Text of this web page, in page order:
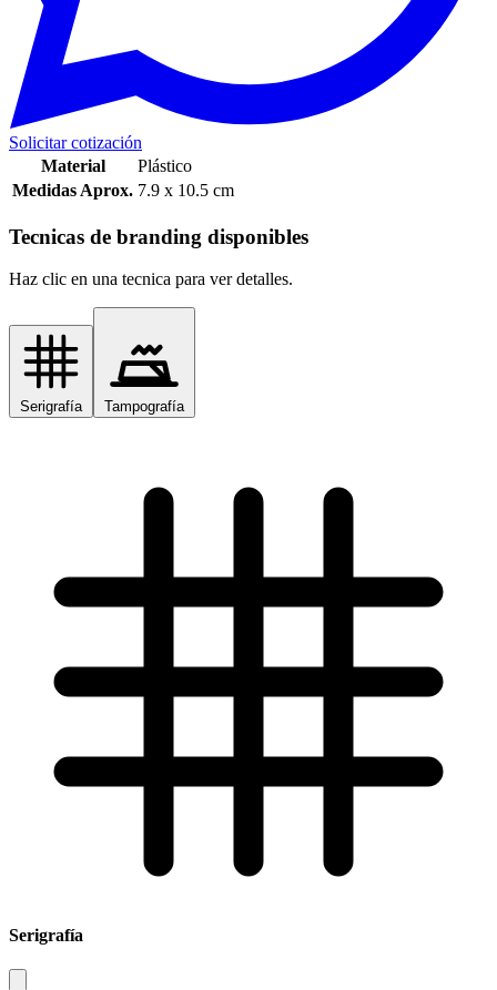
Solicitar cotización
Material
Plástico
Medidas Aprox. 7.9 x 10.5 cm
Tecnicas de branding disponibles
Haz clic en una tecnica para ver detalles.
Serigrafía Tampografía
Serigrafía